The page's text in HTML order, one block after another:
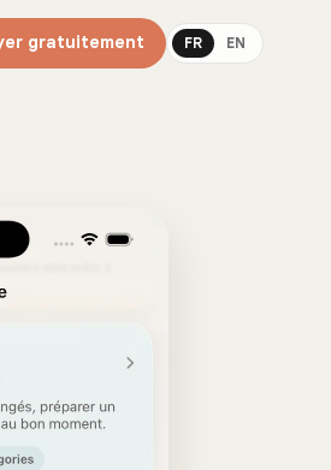
gratuitement FR EN